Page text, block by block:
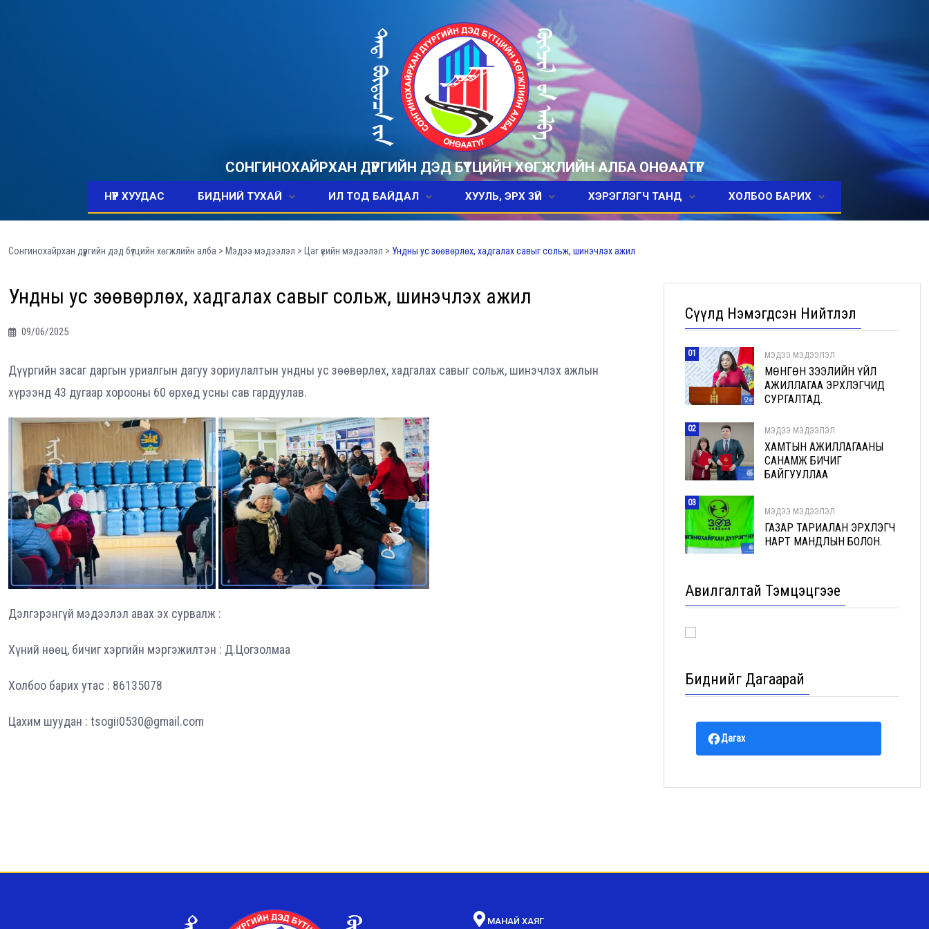
СОНГИНОХАЙРХАН ДҮҮРГИЙН ДЭД БҮТЦИЙН ХӨГЖЛИЙН АЛБА ОНӨААТҮГ
НҮҮР ХУУДАС БИДНИЙ ТУХАЙ ИЛ ТОД БАЙДАЛ ХУУЛЬ, ЭРХ ЗҮЙ ХЭРЭГЛЭГЧ ТАНД ХОЛБОО БАРИХ
Сонгинохайрхан дүүргийн дэд бүтцийн хөгжлийн алба > Мэдээ мэдээлэл > Цаг үеийн мэдээлэл > Ундны ус зөөвөрлөх, хадгалах савыг сольж, шинэчлэх ажил
Ундны ус зөөвөрлөх, хадгалах савыг сольж, шинэчлэх ажил
09/06/2025
Дүүргийн засаг даргын уриалгын дагуу зориулалтын ундны ус зөөвөрлөх, хадгалах савыг сольж, шинэчлэх ажлын
хүрээнд 43 дугаар хорооны 60 өрхөд усны сав гардуулав.
Дэлгэрэнгүй мэдээлэл авах эх сурвалж :
Хүний нөөц, бичиг хэргийн мэргэжилтэн : Д.Цогзолмаа
Холбоо барих утас : 86135078
Цахим шуудан : tsogii0530@gmail.com
Сүүлд Нэмэгдсэн Нийтлэл
01 МЭДЭЭ МЭДЭЭЛЭЛ
МӨНГӨН ЗЭЭЛИЙН ҮЙЛ
АЖИЛЛАГАА ЭРХЛЭГЧИД
СУРГАЛТАД.
02 МЭДЭЭ МЭДЭЭЛЭЛ
ХАМТЫН АЖИЛЛАГААНЫ
САНАМЖ БИЧИГ
БАЙГУУЛЛАА
03
МЭДЭЭ МЭДЭЭЛЭЛ
ГАЗАР ТАРИАЛАН ЭРХЛЭГЧ
НАРТ МАНДЛЫН БОЛОН.
Авилгалтай Тэмцэцгээе
Биднийг Дагаарай
Дагах
МАНАЙ ХАЯГ